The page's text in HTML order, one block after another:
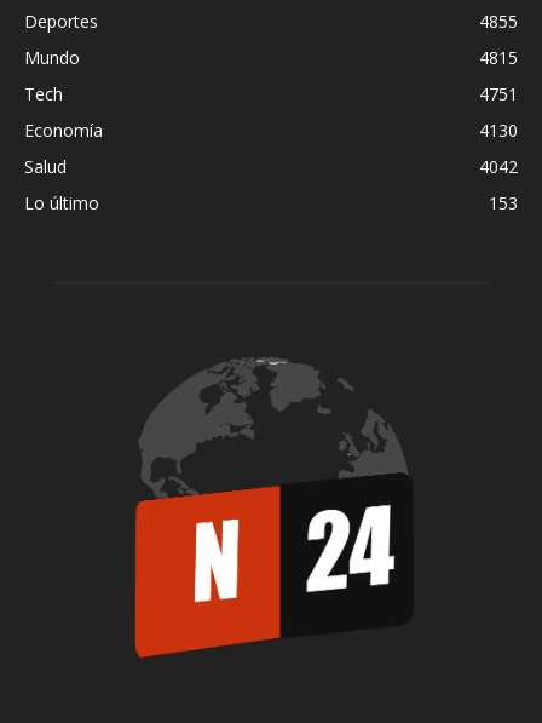
Deportes
4855
Mundo
4815
Tech
4751
Economía
4130
Salud
4042
Lo último
153